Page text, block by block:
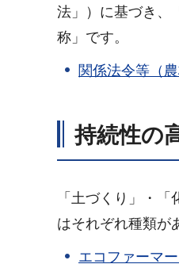
法」）に基づき、
称」です。
関係法令等（
持続性の
「土づくり」・
はそれぞれ種類が
エコファーマ